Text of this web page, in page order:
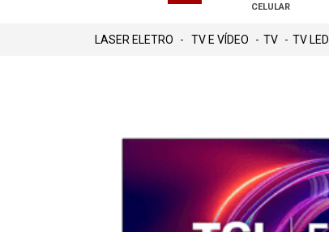
CELULAR
TV E VÍDEO TV TV LED